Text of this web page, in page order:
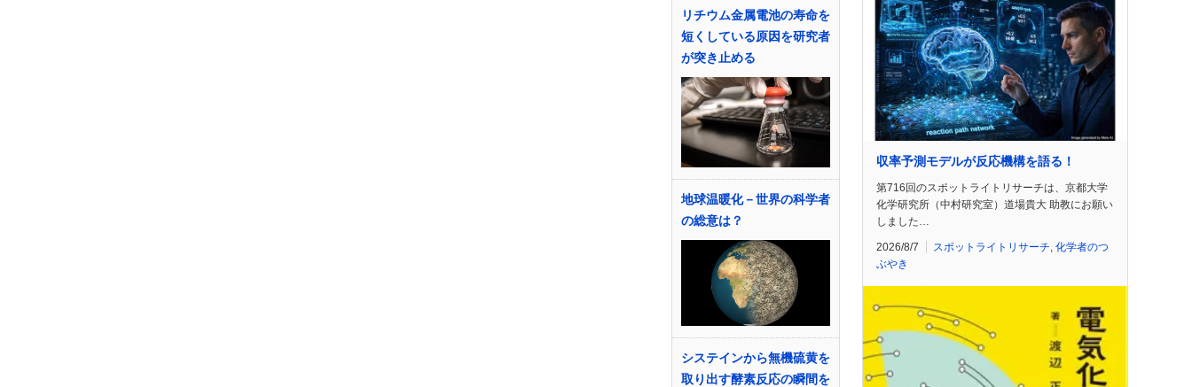
リチウム金属電池の寿命を
短くしている原因を研究者
が突き止める
地球温暖化－世界の科学者
の総意は？
システインから無機硫黄を
取り出す酵素反応の瞬間を
収率予測モデルが反応機構を語る！
第716回のスポットライトリサーチは、京都大学
化学研究所（中村研究室）道場貴大 助教にお願い
しました…
2026/8/7 スポットライトリサーチ 化学者のつ
ぶやき